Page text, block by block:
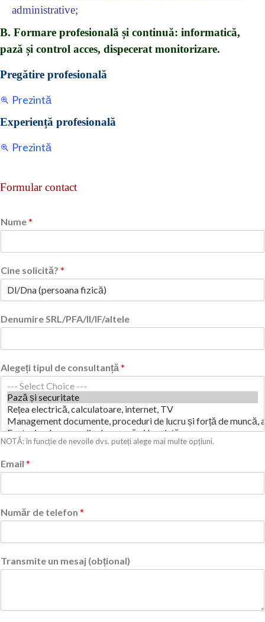
administrative;
B. Formare profesională și continuă: informatică,
pază și control acces, dispecerat monitorizare.
Pregătire profesională
Prezintă
Experiență profesională
Prezintă
Formular contact
Nume*
Cine solicită? *
Denumire SRL/PFA/II/IF/altele
Alegeți tipul de consultanță*
NOTĂ: în funcție de nevoile dvs. puteți alege mai multe opțiuni.
Email *
Număr de telefon *
Transmite un mesaj (obțional)